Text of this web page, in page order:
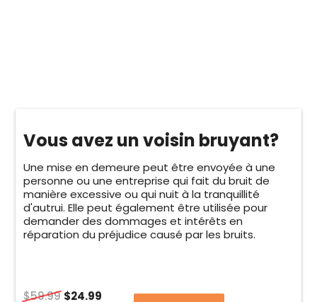
Vous avez un voisin bruyant?
Une mise en demeure peut être envoyée à une
personne ou une entreprise qui fait du bruit de
manière excessive ou qui nuit à la tranquillité
d'autrui. Elle peut également être utilisée pour
demander des dommages et intérêts en
réparation du préjudice causé par les bruits.
$59.99 $24.99